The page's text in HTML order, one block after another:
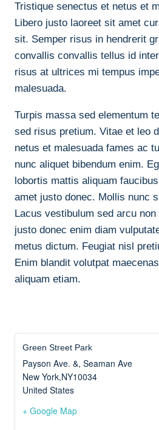
Tristique senectus et netus et
Libero justo laoreet sit amet
sit. Semper risus in hendrerit
convallis convallis tellus id
risus at ultrices mi tempus
malesuada.
Turpis massa sed elementum
sed risus pretium. Vitae et leo
netus et malesuada fames ac
nunc aliquet bibendum enim.
lobortis mattis aliquam
amet justo donec. Mollis nunc
Lacus vestibulum sed arcu
justo donec enim diam
metus dictum. Feugiat nisl
Enim blandit volutpat
aliquam etiam.
Green Street Park
Payson Ave. &, Seaman Ave
New York,NY10034
United States
+ Google Map